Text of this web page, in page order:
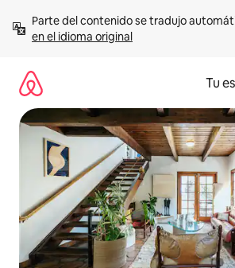
contenido
Parte del contenido se tradujo
en el idioma original
Tu